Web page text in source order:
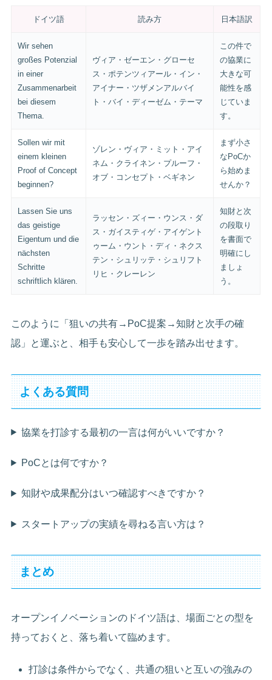
ドイツ語 読み方 日本語訳
Wir sehen
großes Potenzial
in einer
Zusammenarbeit
bei diesem
Thema.
ヴィア・ゼーエン・グローセ
ス・ポテンツィアール・イン・
アイナー・ツザメンアルバイ
ト・バイ・ディーゼム・テーマ
この件で
の協業に
大きな可
能性を感
じていま
す。
Sollen wir mit
einem kleinen
Proof of Concept
beginnen?
ゾレン・ヴィア・ミット・アイ
ネム・クライネン・プルーフ・
オブ・コンセプト・ベギネン
まず小さ
なPoCか
ら始めま
せんか？
Lassen Sie uns
das geistige
Eigentum und die
nächsten
Schritte
schriftlich klären.
ラッセン・ズィー・ウンス・ダ
ス・ガイスティゲ・アイゲント
ゥーム・ウント・ディ・ネクス
テン・シュリッテ・シュリフト
リヒ・クレーレン
知財と次
の段取り
を書面で
明確にし
ましょ
う。
このように「狙いの共有→PoC提案→知財と次手の確
認」と運ぶと、相手も安心して一歩を踏み出せます。
よくある質問
協業を打診する最初の一言は何がいいですか？
PoCとは何ですか？
知財や成果配分はいつ確認すべきですか？
スタートアップの実績を尋ねる言い方は？
まとめ
オープンイノベーションのドイツ語は、場面ごとの型を
持っておくと、落ち着いて臨めます。
打診は条件からでなく、共通の狙いと互いの強みの